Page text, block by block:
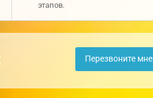
этапов.
Перезвоните мне